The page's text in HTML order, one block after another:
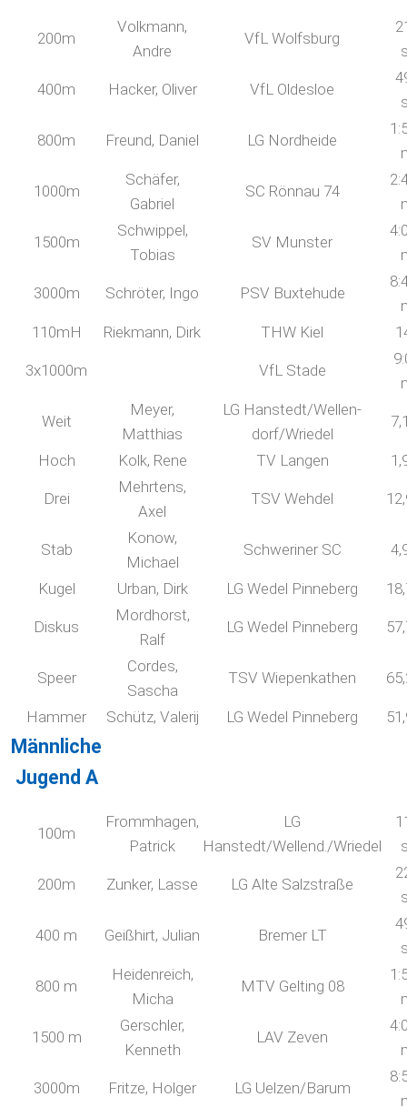
200m
Volkmann,
Andre
VfL Wolfsburg
400m Hacker, Oliver VfL Oldesloe
800m Freund, Daniel LG Nordheide
1000m
Schäfer,
Gabriel
SC Rönnau 74
1500m
Schwippel,
Tobias
SV Munster
3000m Schröter, Ingo PSV Buxtehude
110mH
Riekmann, Dirk THW Kiel
3x1000m VfL Stade
Weit
Meyer,
Matthias
LG Hanstedt/Wellen-
dorf/Wriedel
Hoch Kolk, Rene TV Langen
Drei
Mehrtens,
Axel
TSV Wehdel
Stab
Konow,
Michael
Schweriner SC
Kugel Urban, Dirk LG Wedel Pinneberg
Diskus
Mordhorst,
Ralf
LG Wedel Pinneberg
Speer
Cordes,
Sascha
TSV Wiepenkathen
Hammer Schütz, Valerij LG Wedel Pinneberg
Männliche
Jugend A
100m
Frommhagen,
Patrick
LG
Hanstedt/Wellend./Wriedel
200m Zunker, Lasse LG Alte Salzstraße
400 m Geißhirt, Julian Bremer LT
800 m
Heidenreich,
Micha
MTV Gelting 08
1500 m
Gerschler,
Kenneth
LAV Zeven
3000m Fritze, Holger LG Uelzen/Barum